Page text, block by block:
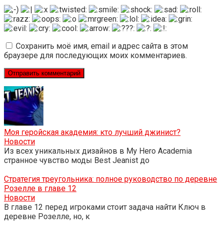
Сохранить моё имя, email и адрес сайта в этом
браузере для последующих моих комментариев.
Моя геройская академия: кто лучший джинист?
Новости
Из всех уникальных дизайнов в My Hero Academia
странное чувство моды Best Jeanist до
Стратегия треугольника: полное руководство по деревне
Розелле в главе 12
Новости
В главе 12 перед игроками стоит задача найти Ключ в
деревне Розелле, но, к